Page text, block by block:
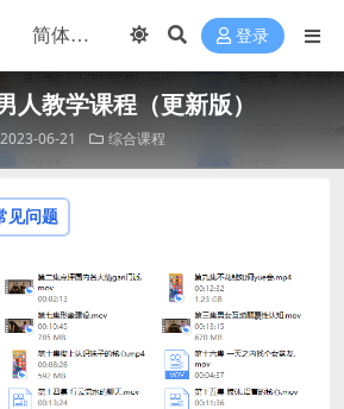
登录
人教学课程（更新版）
2023-06-21 综合课程
见问题